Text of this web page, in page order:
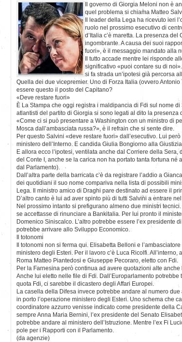
Il governo di Giorgia Meloni non è
quel problema si chiama Matteo
Il leader della Lega ha ricevuto ieri
ruolo nel prossimo esecutivo di
d’Italia c’è maretta. La presenza
ingombrante. A causa dei suoi
fuori», è il messaggio mandato alla
Il tutto accade mentre lei risponde
significativo «puoi contare su di
si fa strada un’ipotesi già percorsa
Quella dei due vicepremier. Uno di Forza Italia (ovvero
essere questo il posto del Capitano?
«Deve restare fuori»
È La Stampa che oggi registra i maldipancia di Fdi sul nome
atlantisti del partito di Giorgia si sono legati al dito la presenza
«Come ci si può presentare a Washington con un ministro di
Mosca dall’ambasciata russa?», è il refrain che si sente dire.
Per questo Salvini «deve restare fuori» dall’esecutivo. Lui
ministero dell’Interno. E candida Giulia Bongiorno alla
E allora ecco l’ipotesi, ventilata anche dal Corriere della Sera,
del Conte I, anche se la carica non ha portato tanta fortuna né
dal Parlamento).
Dall’altra parte della barricata c’è da registrare l’addio a
dei quotidiani il suo nome compariva nella lista di possibili
Lega. Il ministro amico di Draghi pare destinato ad essere il
D’altro canto è lui ad aver spinto più di tutti Salvini a entrare
Nel prossimo intanto si prefigurano almeno due ministri
se accettasse di rinunciare a Bankitalia. Per lui pronto il
Domenico Siniscalco. L’altro potrebbe essere l’ex presidente
potrebbe arrivare allo Sviluppo Economico.
Il totonomi
Il totonomi non si ferma qui. Elisabetta Belloni e
ministero degli Esteri. Per il lavoro c’è Luca Ricolfi. All’interno,
Roma Matteo Piantedosi e Giuseppe Pecoraro, eletto con Fdi.
Per la Farnesina però continua ad avere quotazioni alte anche
Anche lui eletto nelle file di Fdi. Dall’Europarlamento potrebbe
quota Fdi, ci sarebbe il dicastero degli Affari Europei.
La casella della Difesa invece potrebbe andare al numero
in porto l’operazione ministero degli Esteri. Uno schema che
coordinatore azzurro venisse indicato come presidente della
sempre Anna Maria Bernini, l’ex presidente del Senato
potrebbe andare al ministero dell’Istruzione. Mentre l’ex Fi
pole per i Rapporti con il Parlamento.
(da agenzie)